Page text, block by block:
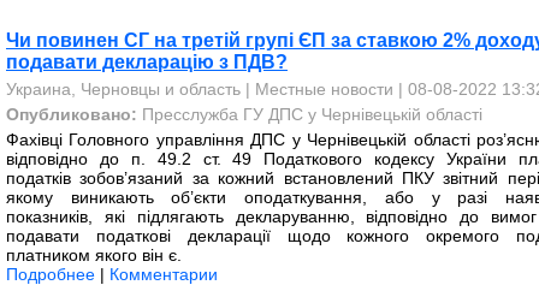
Чи повинен СГ на третій групі ЄП за ставкою 2%
подавати декларацію з ПДВ?
Украина, Черновцы и область | Местные новости | 08-08-2022
Опубликовано: Пресслужба ГУ ДПС у Чернівецькій області
Фахівці Головного управління ДПС у Чернівецькій області
відповідно до п. 49.2 ст. 49 Податкового кодексу України
податків зобов’язаний за кожний встановлений ПКУ звітний
якому виникають об’єкти оподаткування, або у разі
показників, які підлягають декларуванню, відповідно до
подавати податкові декларації щодо кожного окремого
платником якого він є.
Подробнее | Комментарии